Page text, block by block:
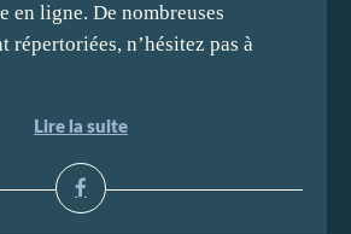
en ligne. De nombreuses
répertoriées, n’hésitez pas à
Lire la suite